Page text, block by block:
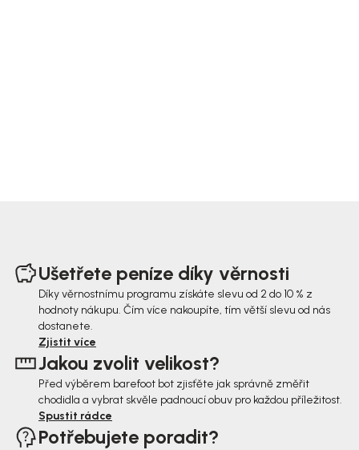
Ušetřete peníze díky věrnosti
Díky věrnostnímu programu získáte slevu od 2 do 10 % z
hodnoty nákupu. Čím více nakoupíte, tím větší slevu od nás
dostanete.
Zjistit více
Jakou zvolit velikost?
Před výběrem barefoot bot zjisťěte jak správně změřit
chodidla a vybrat skvěle padnoucí obuv pro každou příležitost.
Spustit rádce
Potřebujete poradit?